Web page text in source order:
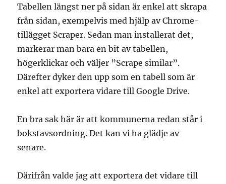
Tabellen längst ner på sidan är enkel att skrapa
från sidan, exempelvis med hjälp av Chrome-
tillägget Scraper. Sedan man installerat det,
markerar man bara en bit av tabellen,
högerklickar och väljer ”Scrape similar”.
Därefter dyker den upp som en tabell som är
enkel att exportera vidare till Google Drive.
En bra sak här är att kommunerna redan står i
bokstavsordning. Det kan vi ha glädje av
senare.
Därifrån valde jag att exportera det vidare till